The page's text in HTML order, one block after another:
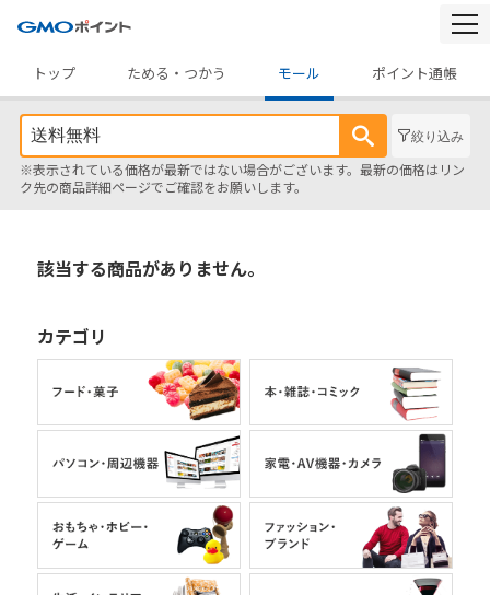
トップ
ためる・つかう モール ポイント通帳
絞り込み
※表示されている価格が最新ではない場合がございます。最新の価格はリン
ク先の商品詳細ページでご確認をお願いします。
該当する商品がありません。
カテゴリ